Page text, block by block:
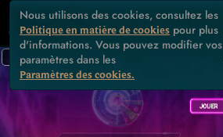
Nous utilisons des cookies, consultez les
Politique en matière de cookies pour plus
d'informations. Vous pouvez modifier vos
paramètres dans les
Paramètres des cookies.